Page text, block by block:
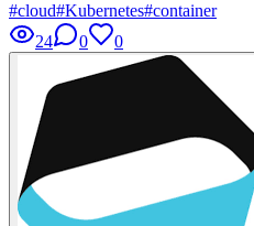
#cloud#Kubernetes#container
24
0 0